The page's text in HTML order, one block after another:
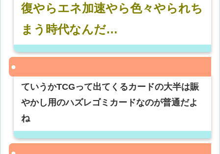
復やらエネ加速やら色々やられち
まう時代なんだ…
ていうかTCGって出てくるカードの大半は賑
やかし用のハズレゴミカードなのが普通だよ
ね